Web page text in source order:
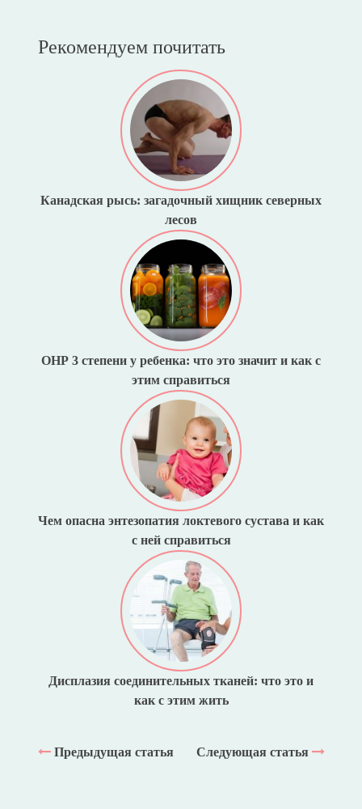
Рекомендуем почитать
Канадская рысь: загадочный хищник северных
лесов
ОНР 3 степени у ребенка: что это значит и как с
этим справиться
Чем опасна энтезопатия локтевого сустава и как
с ней справиться
Дисплазия соединительных тканей: что это и
как с этим жить
Предыдущая статья Следующая статья